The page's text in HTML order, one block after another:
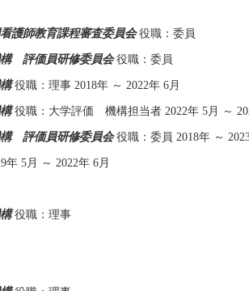
護師教育課程審査委員会役職：委員
評価員研修委員会役職：委員
役職：理事 2018年 ～ 2022年 6月
役職：大学評価 機構担当者 2022年 5月 ～
評価員研修委員会役職：委員 2018年 ～
5月 ～ 2022年 6月
役職：理事